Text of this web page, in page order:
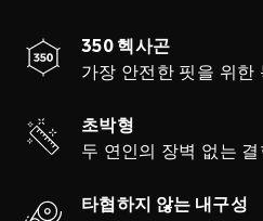
350 헥사곤
가장 안전한 핏을 위한
초박형
두 연인의 장벽 없는 결
타협하지 않는 내구성